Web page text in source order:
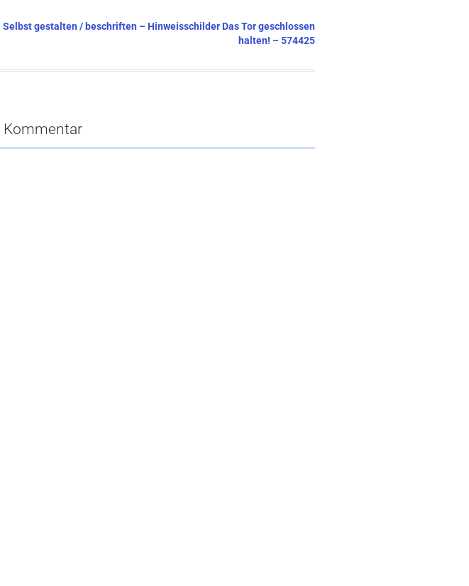
Selbst gestalten / beschriften – Hinweisschilder Das Tor geschlossen
halten! – 574425
Kommentar